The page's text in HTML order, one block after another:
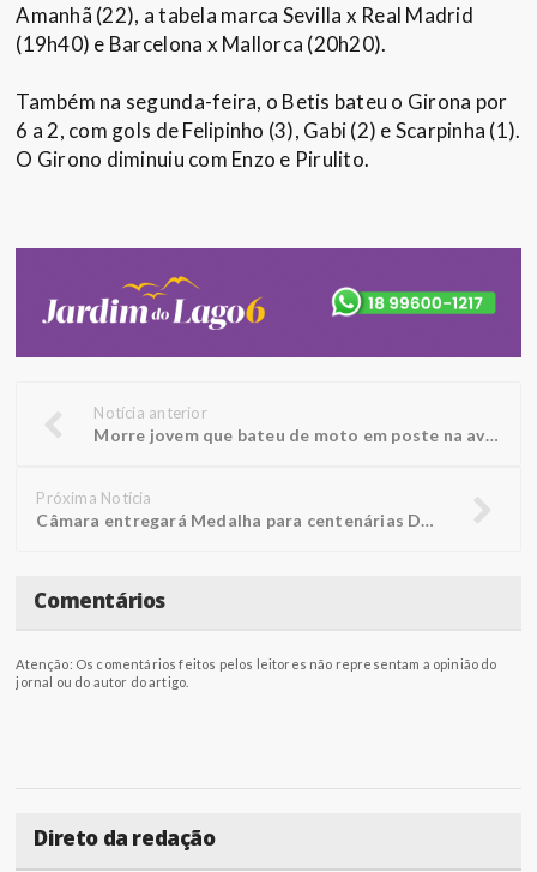
Amanhã (22), a tabela marca Sevilla x Real Madrid
(19h40) e Barcelona x Mallorca (20h20).
Também na segunda-feira, o Betis bateu o Girona por
6 a 2, com gols de Felipinho (3), Gabi (2) e Scarpinha (1).
O Girono diminuiu com Enzo e Pirulito.
Notícia anterior
Morre jovem que bateu de moto em poste na avenida Leandro de Medeiros em Penápolis
Próxima Notícia
Câmara entregará Medalha para centenárias Doralice e Rosália
Comentários
Atenção: Os comentários feitos pelos leitores não representam a opinião do
jornal ou do autor do artigo.
Direto da redação